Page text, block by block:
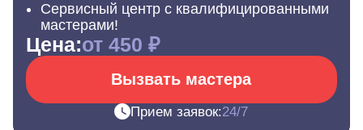
Сервисный центр с квалифицированными
мастерами!
Цена:от 450 ₽
Вызвать мастера
Прием заявок:24/7